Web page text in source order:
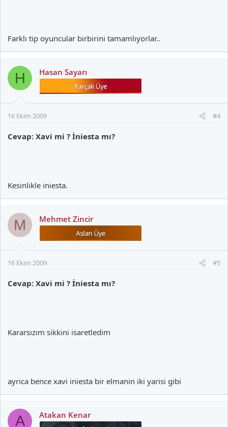
Farklı tip oyuncular birbirini tamamlıyorlar..
H Hasan Sayarı
16 Ekim 2009 #4
Cevap: Xavi mi ? İniesta mı?
Kesinlikle iniesta.
M Mehmet Zincir
16 Ekim 2009 #5
Cevap: Xavi mi ? İniesta mı?
Kararsızım sikkini isaretledim
ayrica bence xavi iniesta bir elmanin iki yarisi gibi
A Atakan Kenar